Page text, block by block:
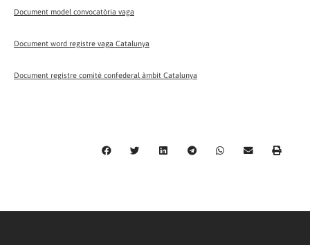
Document model convocatòria vaga
Document word registre vaga Catalunya
Document registre comitè confederal àmbit Catalunya